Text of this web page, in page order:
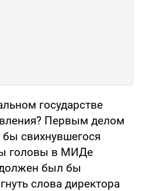
государстве
Первым делом
свихнувшегося
головы в МИДе
был бы
слова директора